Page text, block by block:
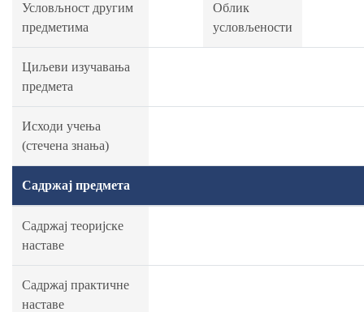
Условљност другим
предметима
Облик
условљености
Циљеви изучавања
предмета
Исходи учења
(стечена знања)
Садржај предмета
Садржај теоријске
наставе
Садржај практичне
наставе